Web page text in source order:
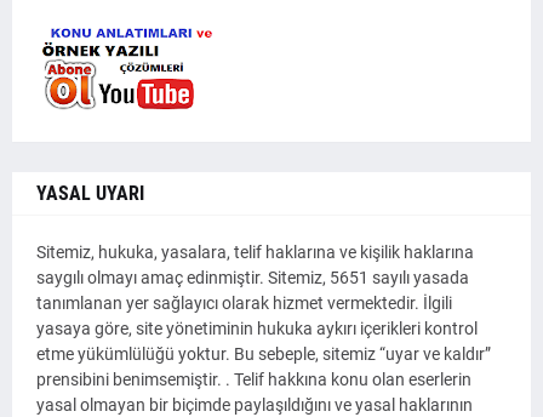
YASAL UYARI
Sitemiz, hukuka, yasalara, telif haklarına ve kişilik haklarına
saygılı olmayı amaç edinmiştir. Sitemiz, 5651 sayılı yasada
tanımlanan yer sağlayıcı olarak hizmet vermektedir. İlgili
yasaya göre, site yönetiminin hukuka aykırı içerikleri kontrol
etme yükümlülüğü yoktur. Bu sebeple, sitemiz “uyar ve kaldır”
prensibini benimsemiştir. . Telif hakkına konu olan eserlerin
yasal olmayan bir biçimde paylaşıldığını ve yasal haklarının